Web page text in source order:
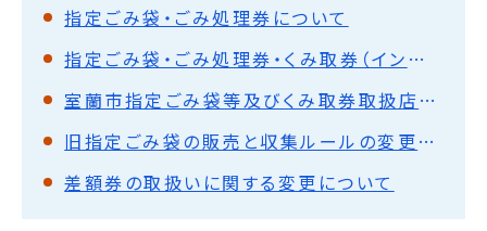
指定ごみ袋・ごみ処理券について
指定ごみ袋・ごみ処理券・くみ取券（インボイス制度）
室蘭市指定ごみ袋等及びくみ取券取扱店登録申請について
旧指定ごみ袋の販売と収集ルールの変更について
差額券の取扱いに関する変更について